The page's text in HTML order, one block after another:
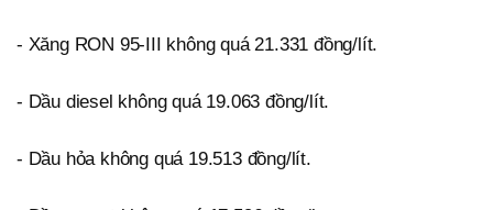
- Xăng RON 95-III không quá 21.331 đồng/lít.
- Dầu diesel không quá 19.063 đồng/lít.
- Dầu hỏa không quá 19.513 đồng/lít.